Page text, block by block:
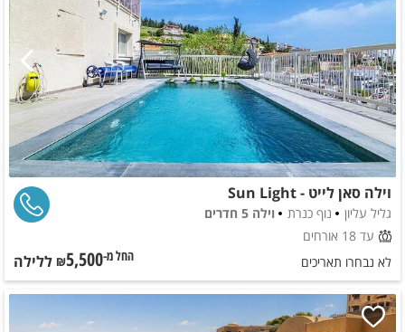
וילה סאן לייט - Sun Light
גליל עליון נוף כנרת
וילה 5 חדרים
עד 18 אורחים
לא נבחרו תאריכים
החל מ-₪5,500 ללילה